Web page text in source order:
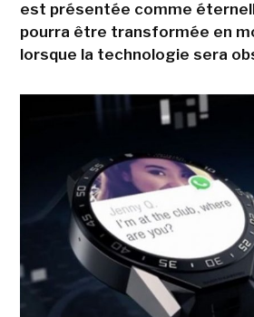
est présentée comme
pourra être transformée en
lorsque la technologie sera